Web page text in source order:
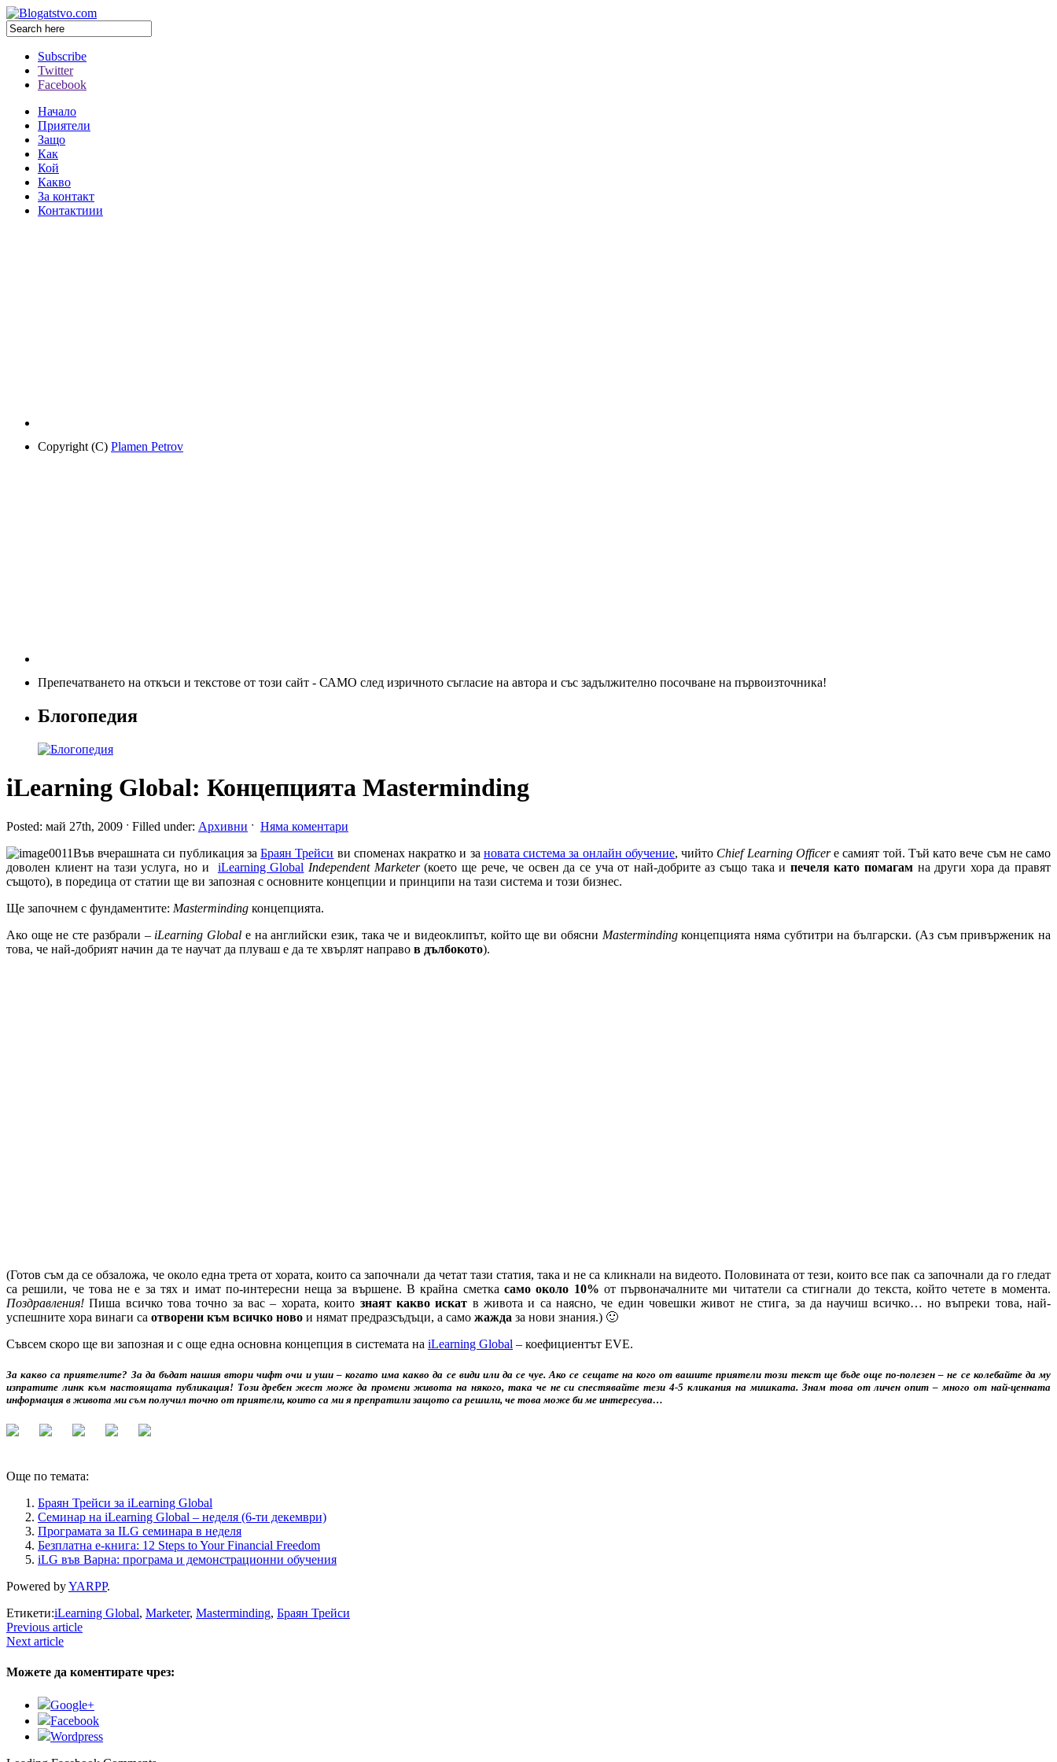
Subscribe
Twitter
Facebook
Начало
Приятели
Защо
Как
Кой
Какво
За контакт
Контактиии
Copyright (C) Plamen Petrov
Препечатването на откъси и текстове от този сайт - САМО след изричното съгласие на автора и със задължително посочване на първоизточника!
Блогопедия
iLearning Global: Концепцията Masterminding
Posted: май 27th, 2009 ˑ Filled under: Архивни ˑ Няма коментари
Във вчерашната си публикация заБраян Трейси ви споменах накратко и за новата система за онлайн обучение, чийто Chief Learning Officerе самият той. Тъй като вече съм не само
доволен клиент на тази услуга, но и iLearning Global Independent Marketer(което ще рече, че освен да се уча от най-добрите аз също така и печеля като помагам на други хора да правят
същото), в поредица от статии ще ви запозная с основните концепции и принципи на тази система и този бизнес.
Ще започнем с фундаментите: Masterminding концепцията.
Ако още не сте разбрали – iLearning Global е на английски език, така че и видеоклипът, който ще ви обясни Mastermindingконцепцията няма субтитри на български. (Аз съм привърженик на
това, че най-добрият начин да те научат да плуваш е да те хвърлят направо в дълбокото).
(Готов съм да се обзаложа, че около една трета от хората, които са започнали да четат тази статия, така и не са кликнали на видеото. Половината от тези, които все пак са започнали да го гледат
са решили, че това не е за тях и имат по-интересни неща за вършене. В крайна сметка само около 10% от първоначалните ми читатели са стигнали до текста, който четете в момента.
Поздравления! Пиша всичко това точно за вас – хората, които знаят какво искат в живота и са наясно, че един човешки живот не стига, за да научиш всичко… но въпреки това, най-
успешните хора винаги са отворени към всичко ново и нямат предразсъдъци, а само жажда за нови знания.) 🙂
Съвсем скоро ще ви запозная и с още една основна концепция в системата на iLearning Global – коефициентът EVE.
За какво са приятелите? За да бъдат нашия втори чифт очи и уши – когато има какво да се види или да се чуе. Ако се сещате на кого от вашите приятели този текст ще бъде още по-полезен – не се колебайте да му
изпратите линк към настоящата публикация! Този дребен жест може да промени живота на някого, така че не си спестявайте тези 4-5 кликания на мишката. Знам това от личен опит – много от най-ценната
информация в живота ми съм получил точно от приятели, които са ми я препратили защото са решили, че това може би ме интересува…
Още по темата:
Браян Трейси за iLearning Global
Семинар на iLearning Global – неделя (6-ти декември)
Програмата за ILG семинара в неделя
Безплатна е-книга: 12 Steps to Your Financial Freedom
iLG във Варна: програма и демонстрационни обучения
Powered byYARPP.
Етикети:iLearning Global, Marketer, Masterminding, Браян Трейси
Previous article
Next article
Можете да коментирате чрез:
Google+
Facebook
Wordpress